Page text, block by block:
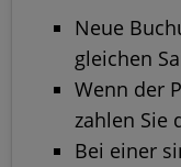
Neue
gleichen
Wenn der
zahlen Sie
Bei einer